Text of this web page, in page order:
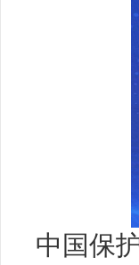
中国保